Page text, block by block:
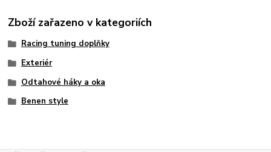
Zboží zařazeno v kategoriích
Racing tuning doplňky
Exteriér
Odtahové háky a oka
Benen style